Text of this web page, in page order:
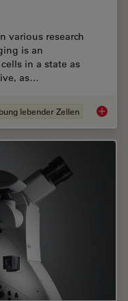
various research
is an
in a state as
as…
lebender Zellen Guide